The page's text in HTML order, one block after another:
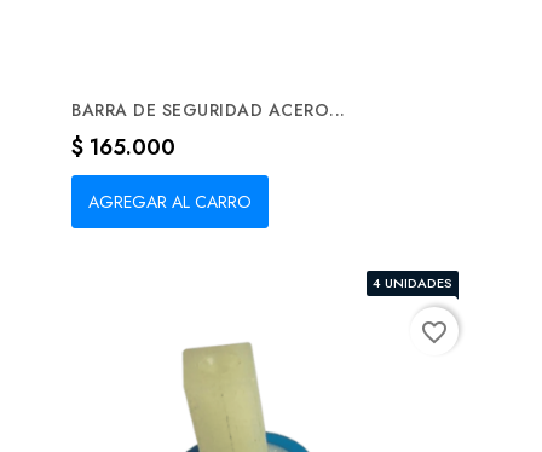
BARRA DE SEGURIDAD ACERO...
Precio
$ 165.000
AGREGAR AL CARRO
4 UNIDADES
favorite_border